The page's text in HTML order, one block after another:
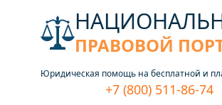
ПРАВОВОЙ
Юридическая помощь на бесплатной и
+7 (800) 511-86-74